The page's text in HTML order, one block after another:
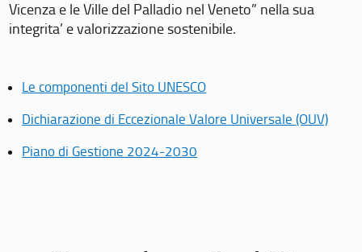
Vicenza e le Ville del Palladio nel Veneto” nella sua
integrita’ e valorizzazione sostenibile.
Le componenti del Sito UNESCO
Dichiarazione di Eccezionale Valore Universale (OUV)
Piano di Gestione 2024-2030